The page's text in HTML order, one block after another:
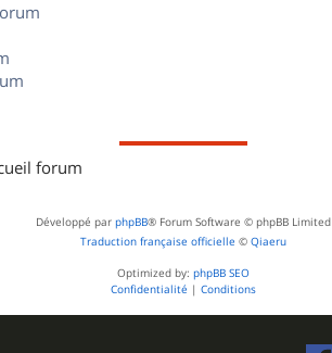
forum
Développé par phpBB® Forum Software © phpBB Limited
Traduction française officielle © Qiaeru
Optimized by: phpBB SEO
Confidentialité | Conditions